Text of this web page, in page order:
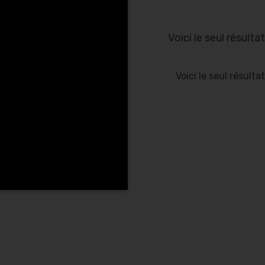
Voici le seul résultat
Voici le seul résultat